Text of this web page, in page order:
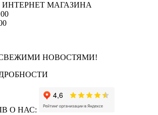
МАГАЗИНА
НОВОСТЯМИ!
О НАС: